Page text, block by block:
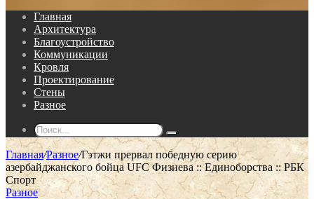
Главная
Архитектура
Благоустройство
Коммуникации
Кровля
Проектирование
Стены
Разное
Поиск...
Главная/Разное/Гэтжи прервал победную серию
азербайджанского бойца UFC Физиева :: Единоборства :: РБК
Спорт
Разное